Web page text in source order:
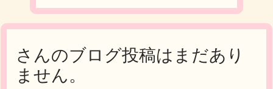
なにわ男子 LIVE TOUR 2026 「ND⁵」
チケットを余分にお持ちの方を探しています。
福本大晴くん 全国Album Tour 2026「an
Hey! Say! JUMP＊山田くん Snow Man＊阿部くん Sn
ow Man＊深澤くん 周り
みぅのブログ月別アーカイブ
2023年4月 (1) 2023年3月(4) 2023年2月(6)
2023年1月
さんのブログ投稿はまだあり
ません。